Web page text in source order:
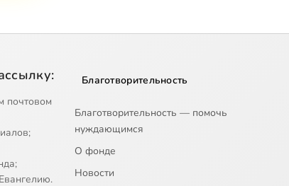
почтовом
Благотворительность
Благотворительность — помочь
нуждающимся
О фонде
Новости